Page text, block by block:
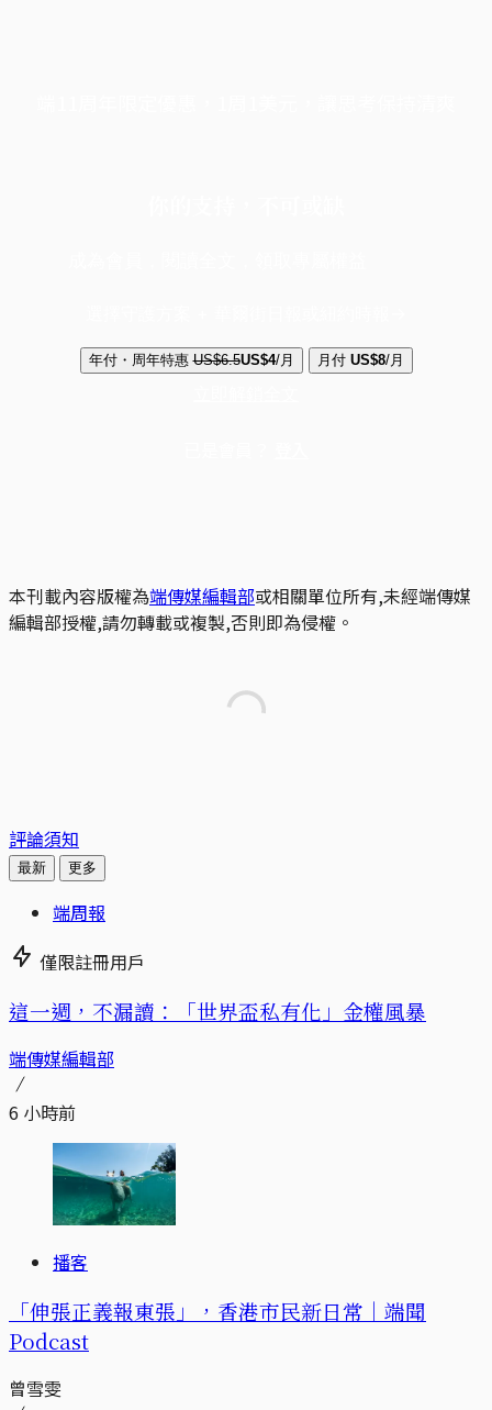
年付・周年特惠 US$6.5US$4/月 月付 US$8/月
本刊載內容版權為端傳媒編輯部或相關單位所有,未經端傳媒
編輯部授權,請勿轉載或複製,否則即為侵權。
評論須知
最新 更多
端周報
僅限註冊用戶
這一週，不漏讀：「世界盃私有化」金權風暴
端傳媒編輯部
6 小時前
播客
「伸張正義報東張」，香港市民新日常｜端聞
Podcast
曾雪雯